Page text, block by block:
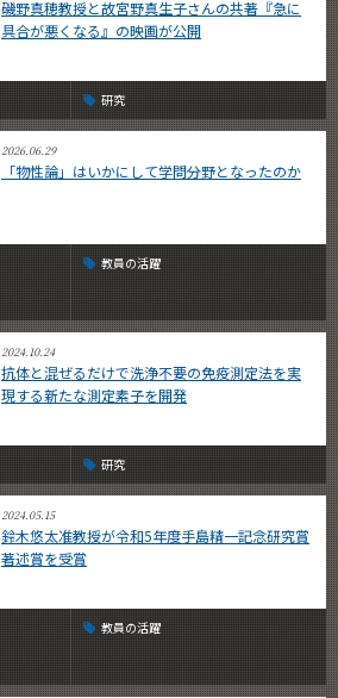
磯野真穂教授と故宮野真生子さんの共著『急に
具合が悪くなる』の映画が公開
研究
2026.06.29
「物性論」はいかにして学問分野となったのか
教員の活躍
2024.10.24
抗体と混ぜるだけで洗浄不要の免疫測定法を実
現する新たな測定素子を開発
研究
2024.05.15
鈴木悠太准教授が令和5年度手島精一記念研究賞
著述賞を受賞
教員の活躍